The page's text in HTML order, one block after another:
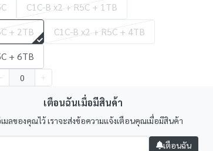
C1C-B x2 + R5C + 1TB
+ 2TB
C1C-B x2 + R5C + 4TB
+ 6TB
เตือนฉันเมื่อมีสินค้า
มลของคุณไว้ เราจะส่งข้อความแจ้งเตือนคุณเมื่อมีสินค้า
เตือนฉัน